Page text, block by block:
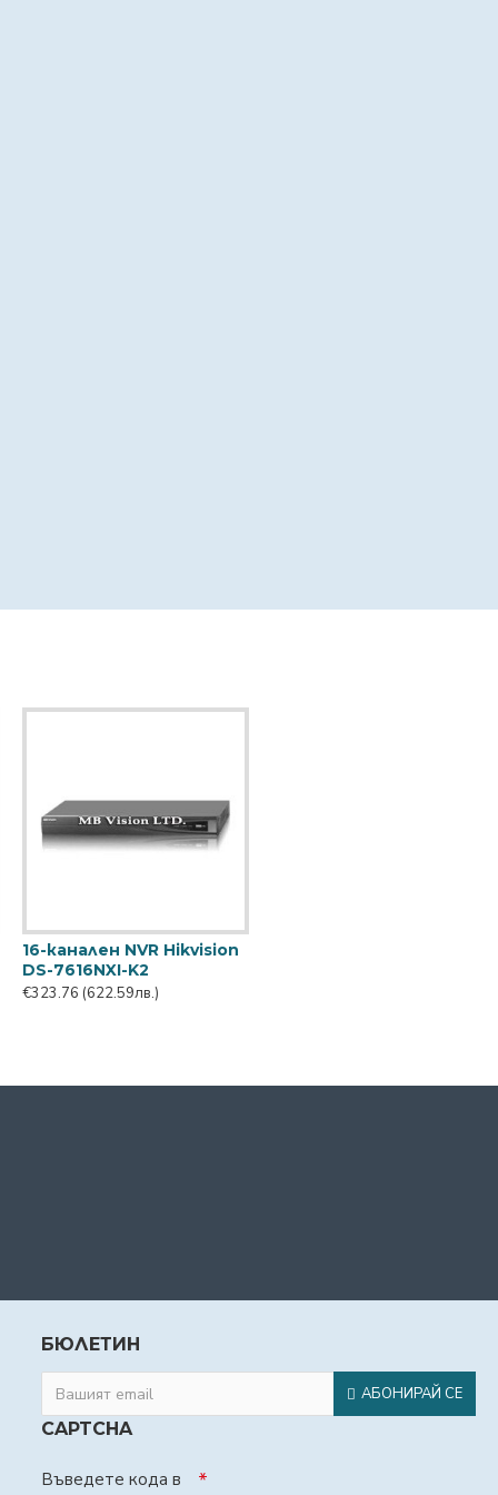
16-канален NVR Hikvision
DS-7616NXI-K2
€323.76 (622.59лв.)
БЮЛЕТИН
АБОНИРАЙ СЕ
CAPTCHA
Въведете кода в